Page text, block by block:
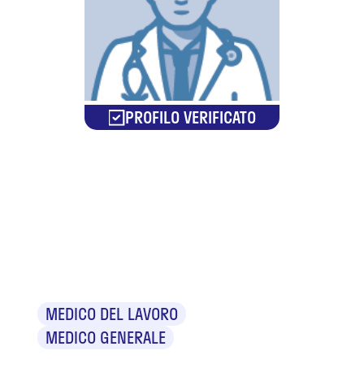
PROFILO VERIFICATO
MEDICO DEL LAVORO
MEDICO GENERALE